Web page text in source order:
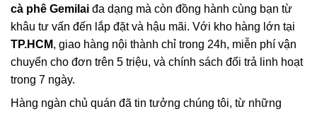
cà phê Gemilai đa dạng mà còn đồng hành cùng bạn từ
khâu tư vấn đến lắp đặt và hậu mãi. Với kho hàng lớn tại
TP.HCM, giao hàng nội thành chỉ trong 24h, miễn phí vận
chuyển cho đơn trên 5 triệu, và chính sách đổi trả linh hoạt
trong 7 ngày.
Hàng ngàn chủ quán đã tin tưởng chúng tôi, từ những